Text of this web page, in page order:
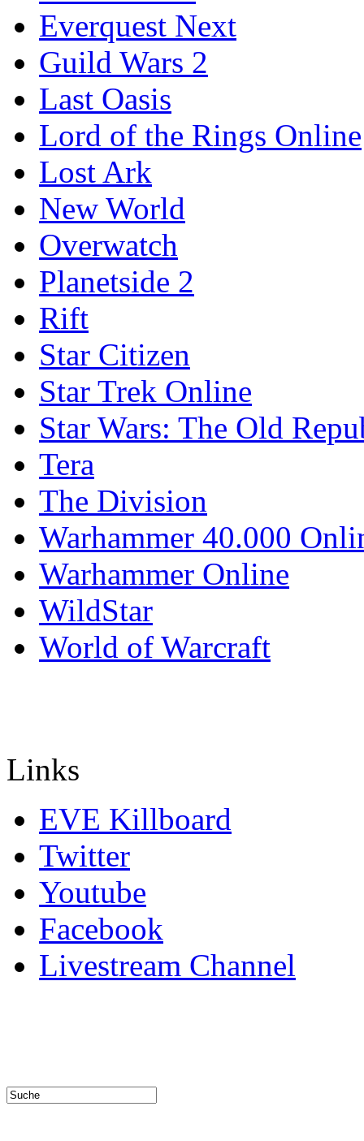
Everquest Next
Guild Wars 2
Last Oasis
Lord of the Rings Online
Lost Ark
New World
Overwatch
Planetside 2
Rift
Star Citizen
Star Trek Online
Star Wars: The Old
Tera
The Division
Warhammer 40.000
Warhammer Online
WildStar
World of Warcraft
Links
EVE Killboard
Twitter
Youtube
Facebook
Livestream Channel